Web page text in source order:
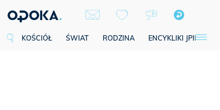
KOŚCIÓŁ ŚWIAT RODZINA ENCYKLIKI JPII